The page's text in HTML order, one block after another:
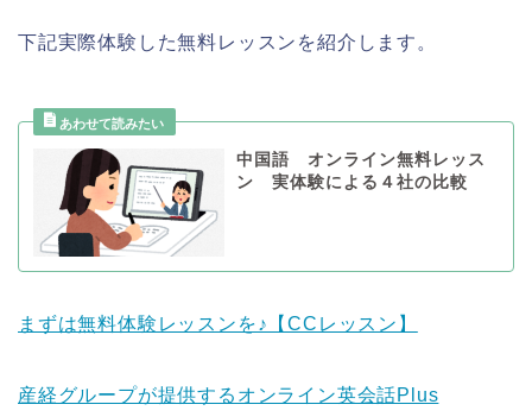
下記実際体験した無料レッスンを紹介します。
中国語 オンライン無料レッス
ン 実体験による４社の比較
まずは無料体験レッスンを♪【CCレッスン】
産経グループが提供するオンライン英会話Plus